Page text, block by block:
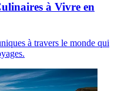
à Vivre en
à travers le monde qui